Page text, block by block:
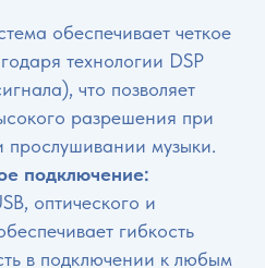
обеспечивает четкое
технологии DSP
что позволяет
разрешения при
прослушивании музыки.
подключение:
оптического и
гибкость
в подключении к любым